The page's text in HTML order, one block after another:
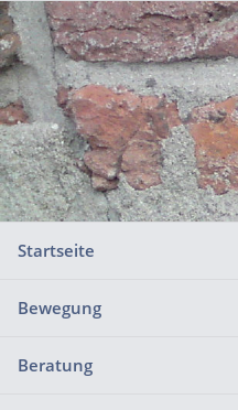
Startseite
Bewegung
Beratung